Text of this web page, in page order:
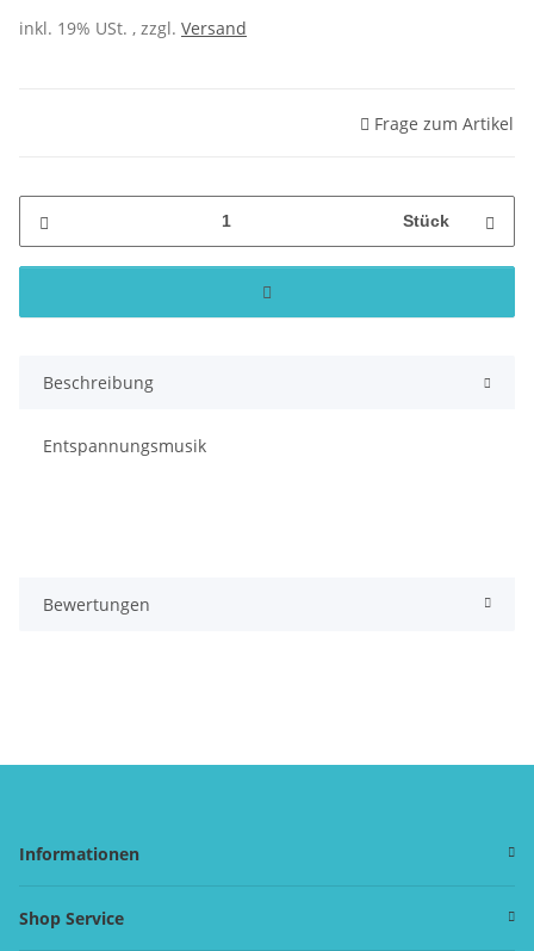
inkl. 19% USt. , zzgl. Versand
Frage zum Artikel
Stück
Beschreibung
Entspannungsmusik
Bewertungen
Informationen
Shop Service